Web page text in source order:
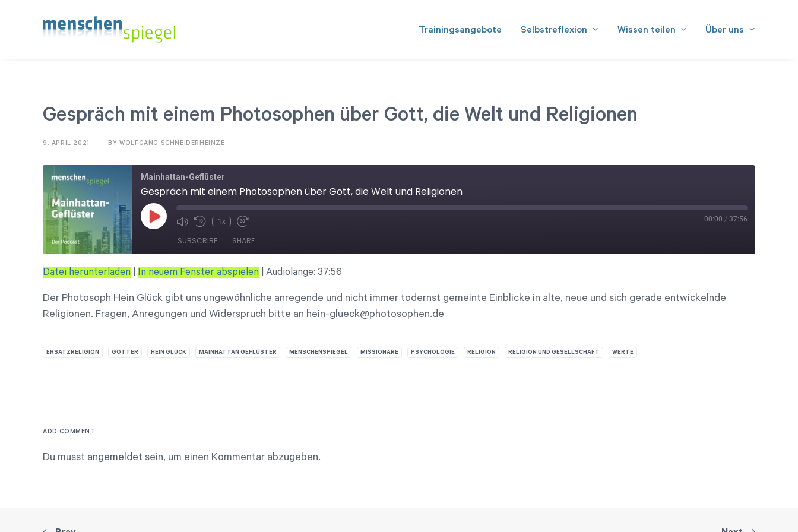
Trainingsangebote Selbstreflexion Wissen teilen Über uns
Gespräch mit einem Photosophen über Gott, die Welt und Religionen
9. APRIL 2021 BYWOLFGANG SCHNEIDERHEINZE
Mainhattan-Geflüster
Gespräch mit einem Photosophen über Gott, die Welt und Religionen
Play
EpisodeMute/Unmute
Episode
Rewind
10
Seconds
1x
Fast
Forward
30
00:00 / 37:56
SUBSCRIBE SHARE
RSS FEED
SHARE
LINK
Datei herunterladen In neuem Fenster abspielen Audiolänge: 37:56
Der Photosoph Hein Glück gibt uns ungewöhnliche anregende und nicht immer todernst gemeinte Einblicke in alte, neue und sich gerade entwickelnde
Religionen. Fragen, Anregungen und Widerspruch bitte an hein-glueck@photosophen.de
ERSATZRELIGION GÖTTER HEIN GLÜCK MAINHATTAN GEFLÜSTER MENSCHENSPIEGEL MISSIONARE PSYCHOLOGIE RELIGION RELIGION UND GESELLSCHAFT WERTE
ADD COMMENT
Du musst angemeldet sein, um einen Kommentar abzugeben.